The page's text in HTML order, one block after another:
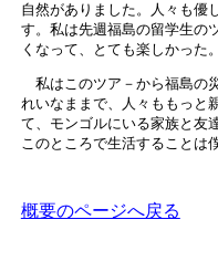
自然がありました。人々も優
す。私は先週福島の留学生の
くなって、とても楽しかった。
私はこのツア－から福島の
れいなままで、人々ももっと
て、モンゴルにいる家族と友
このところで生活することは
概要のページへ戻る